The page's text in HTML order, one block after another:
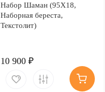
Набор Шаман (95Х18,
Наборная береста,
Текстолит)
10 900 ₽